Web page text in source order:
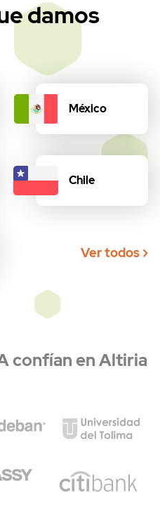
damos
México
Chile
Ver todos
confían en Altiria